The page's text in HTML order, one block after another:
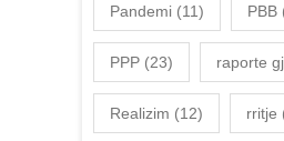
Pandemi (11) PBB
PPP (23) raporte
Realizim (12) rritje